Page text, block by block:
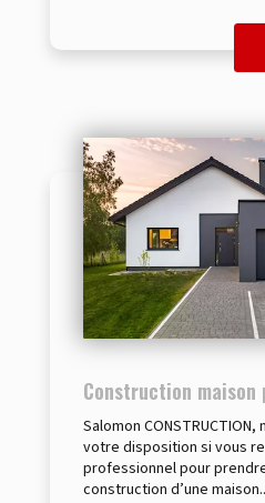
Construction maison
Salomon
votre disposition si vous
professionnel pour
construction d’une